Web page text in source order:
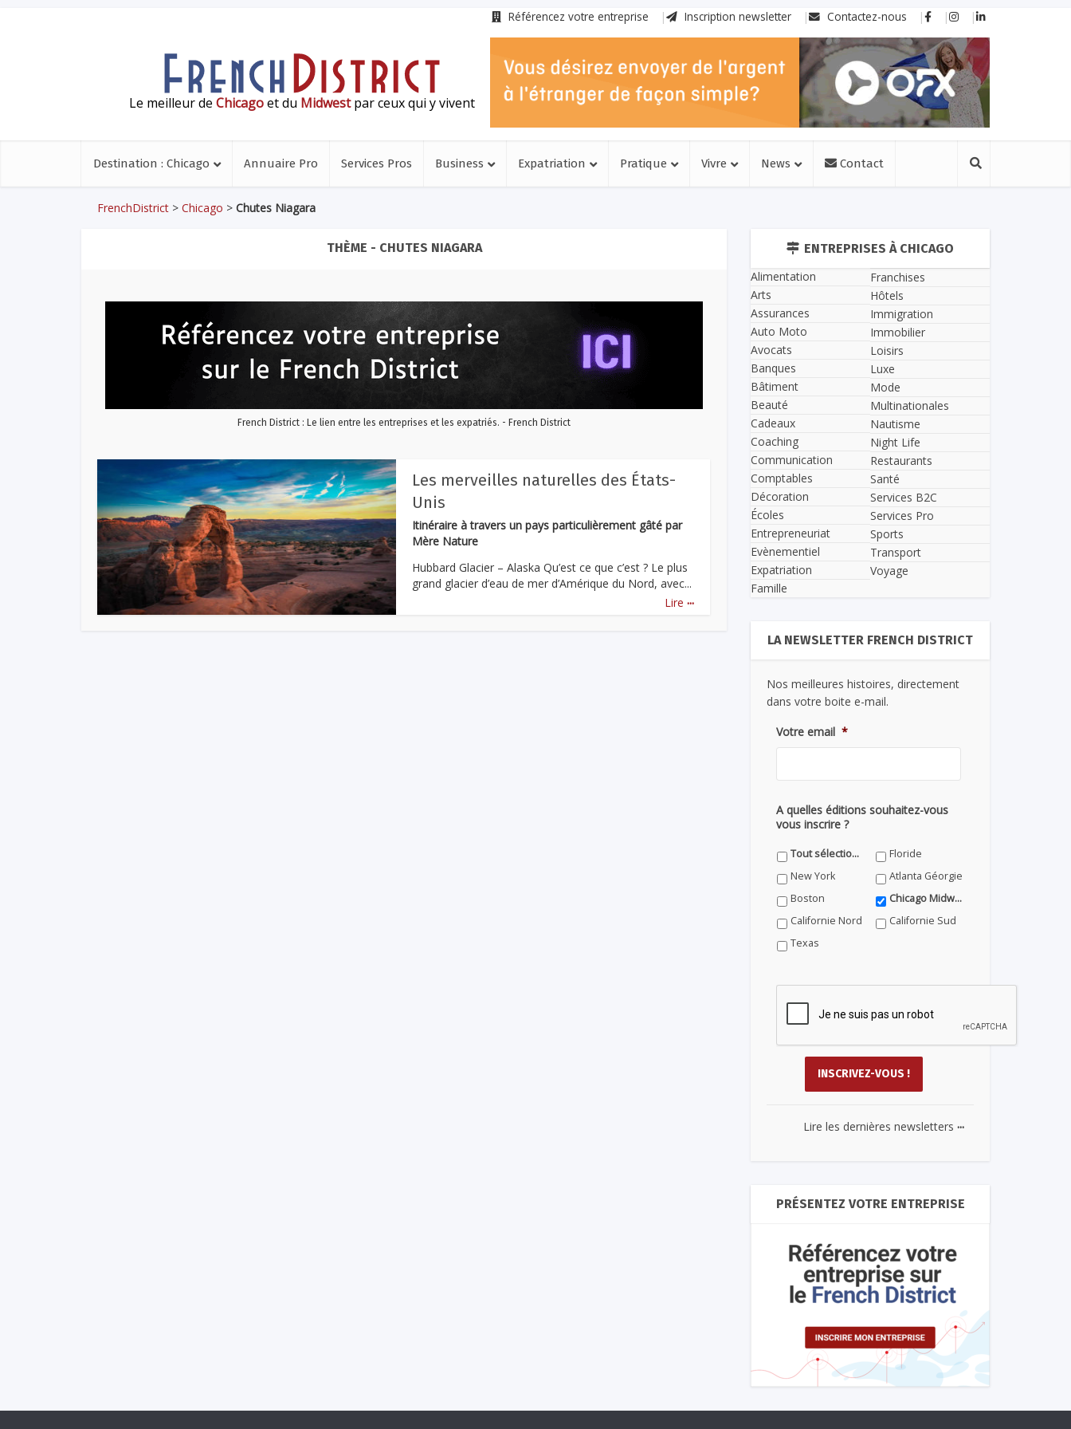
Référencez votre entreprise Inscription newsletter Contactez-nous
Le meilleur de Chicagoet du Midwestpar ceux qui y vivent
Destination : Chicago Annuaire Pro Services Pros Business Expatriation Pratique Vivre News Contact
FrenchDistrict > Chicago > Chutes Niagara
THÈME - CHUTES NIAGARA
French District : Le lien entre les entreprises et les expatriés. - French District
Les merveilles naturelles des États-
Unis
Itinéraire à travers un pays particulièrement gâté par
Mère Nature
Hubbard Glacier – Alaska Qu’est ce que c’est ? Le plus
grand glacier d’eau de mer d’Amérique du Nord, avec...
Lire ...
ENTREPRISES À CHICAGO
Alimentation
Arts
Assurances
Auto Moto
Avocats
Banques
Bâtiment
Beauté
Cadeaux
Coaching
Communication
Comptables
Décoration
Écoles
Entrepreneuriat
Evènementiel
Expatriation
Famille
Franchises
Hôtels
Immigration
Immobilier
Loisirs
Luxe
Mode
Multinationales
Nautisme
Night Life
Restaurants
Santé
Services B2C
Services Pro
Sports
Transport
Voyage
LA NEWSLETTER FRENCH DISTRICT
Nos meilleures histoires, directement
dans votre boite e-mail.
Votre email *
A quelles éditions souhaitez-vous
vous inscrire ?
Tout sélectionner
Floride
New York
Atlanta Géorgie
Boston
Chicago Midwest
Californie Nord
Californie Sud
Texas
Lire les dernières newsletters ...
PRÉSENTEZ VOTRE ENTREPRISE